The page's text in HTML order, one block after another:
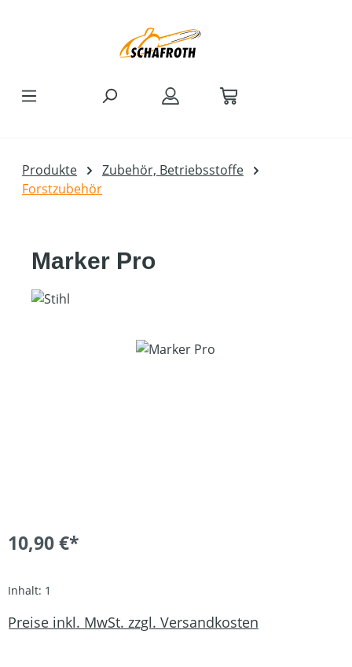
Produkte
Zubehör, Betriebsstoffe
Forstzubehör
Marker Pro
Bildergalerie überspringen
10,90 €*
Inhalt: 1
Preise inkl. MwSt. zzgl. Versandkosten